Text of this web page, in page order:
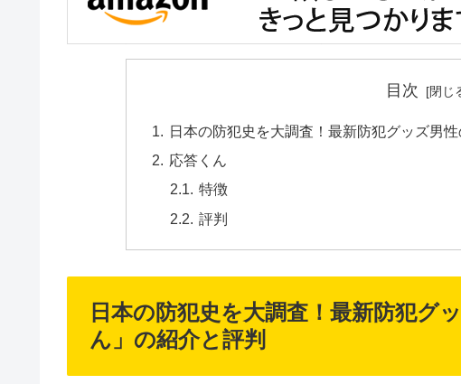
目次
日本の防犯史を大調査！最新防犯グッズ男
応答くん
特徴
評判
日本の防犯史を大調査！最新防犯グ
ん」の紹介と評判